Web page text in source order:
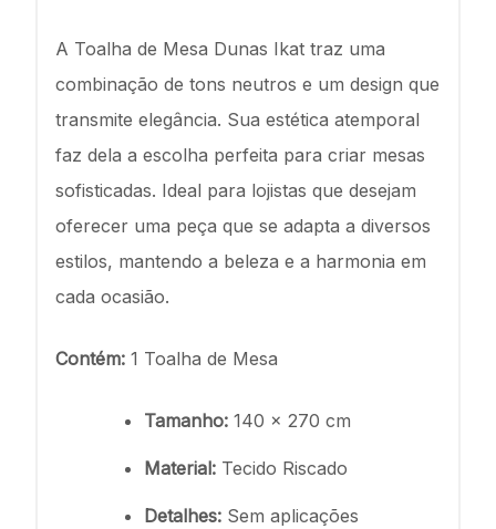
A Toalha de Mesa Dunas Ikat traz uma
combinação de tons neutros e um design que
transmite elegância. Sua estética atemporal
faz dela a escolha perfeita para criar mesas
sofisticadas. Ideal para lojistas que desejam
oferecer uma peça que se adapta a diversos
estilos, mantendo a beleza e a harmonia em
cada ocasião.
Contém: 1 Toalha de Mesa
Tamanho: 140 x 270 cm
Material: Tecido Riscado
Detalhes: Sem aplicações